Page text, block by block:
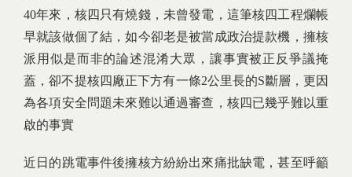
40年來，核四只有燒錢，未曾發電，這筆核四工程爛帳
早就該做個了結，如今卻老是被當成政治提款機，擁核
派用似是而非的論述混淆大眾，讓事實被正反爭議掩
蓋，卻不提核四廠正下方有一條2公里長的S斷層，更因
為各項安全問題未來難以通過審查，核四已幾乎難以重
啟的事實
近日的跳電事件後擁核方紛紛出來痛批缺電，甚至呼籲